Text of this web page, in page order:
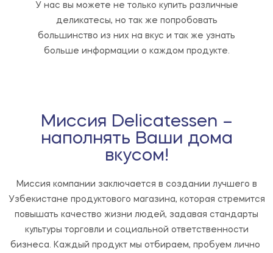
У нас вы можете не только купить различные
деликатесы, но так же попробовать
большинство из них на вкус и так же узнать
больше информации о каждом продукте.
Миссия Delicatessen –
наполнять Ваши дома
вкусом!
Миссия компании заключается в создании лучшего в
Узбекистане продуктового магазина, которая стремится
повышать качество жизни людей, задавая стандарты
культуры торговли и социальной ответственности
бизнеса. Каждый продукт мы отбираем, пробуем лично